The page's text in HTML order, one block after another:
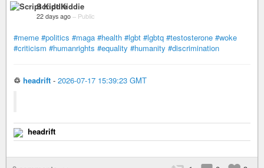
Script Kiddie
22 days ago – Public
#meme #politics #maga #health #lgbt #lgbtq #testosterone #woke
#criticism #humanrights #equality #humanity #discrimination
♲ headrift - 2026-07-17 15:39:23 GMT
headrift